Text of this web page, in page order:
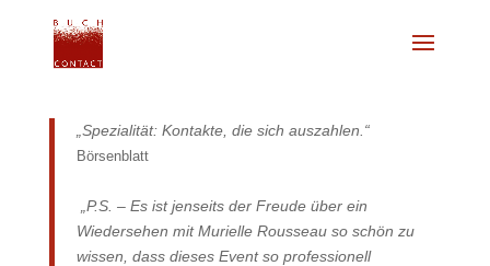
„Spezialität: Kontakte, die sich auszahlen.“
Börsenblatt
„P.S. – Es ist jenseits der Freude über ein
Wiedersehen mit Murielle Rousseau so schön zu
wissen, dass dieses Event so professionell